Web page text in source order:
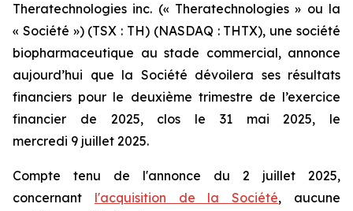
Theratechnologies inc. (« Theratechnologies » ou la
« Société ») (TSX : TH) (NASDAQ : THTX), une société
biopharmaceutique au stade commercial, annonce
aujourd’hui que la Société dévoilera ses résultats
financiers pour le deuxième trimestre de l’exercice
financier de 2025, clos le 31 mai 2025, le
mercredi 9 juillet 2025.
Compte tenu de l'annonce du 2 juillet 2025,
concernant l'acquisition de la Société, aucune